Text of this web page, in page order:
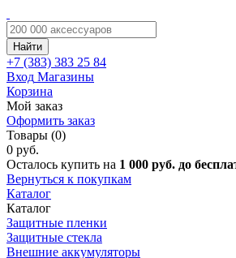
Найти
+7 (383) 383 25 84
Вход Магазины
Корзина
Мой заказ
Оформить заказ
Товары (0)
0 руб.
Осталось купить на 1 000 руб. до
Вернуться к покупкам
Каталог
Каталог
Защитные пленки
Защитные стекла
Внешние аккумуляторы